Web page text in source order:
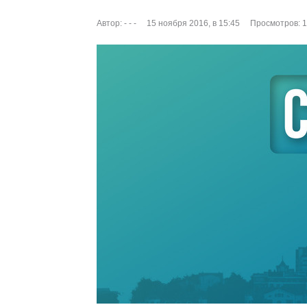
Автор: - - - 15 ноября 2016, в 15:45 Просмотров: